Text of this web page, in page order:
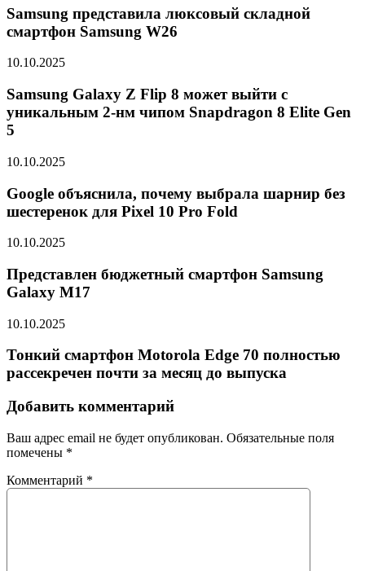
Samsung представила люксовый складной
смартфон Samsung W26
10.10.2025
Samsung Galaxy Z Flip 8 может выйти с
уникальным 2-нм чипом Snapdragon 8 Elite Gen
5
10.10.2025
Google объяснила, почему выбрала шарнир без
шестеренок для Pixel 10 Pro Fold
10.10.2025
Представлен бюджетный смартфон Samsung
Galaxy M17
10.10.2025
Тонкий смартфон Motorola Edge 70 полностью
рассекречен почти за месяц до выпуска
Добавить комментарий
Ваш адрес email не будет опубликован. Обязательные поля
помечены *
Комментарий *